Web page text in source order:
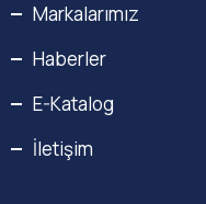
Markalarımız
Haberler
E-Katalog
İletişim